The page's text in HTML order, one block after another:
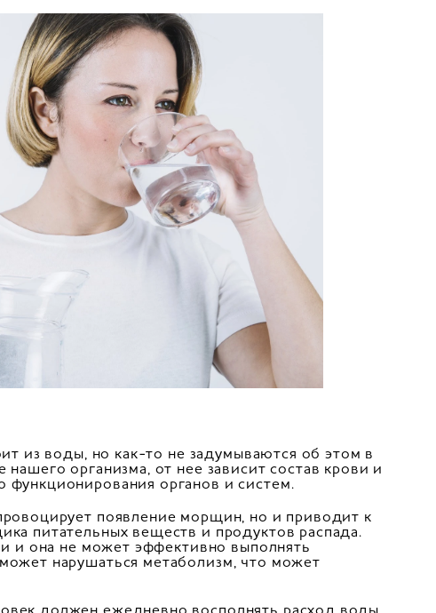
из воды, но как-то не задумываются об этом в
организма, от нее зависит состав крови и
органов и систем.
появление морщин, но и приводит к
питательных веществ и продуктов распада.
и она не может эффективно выполнять
нарушаться метаболизм, что может